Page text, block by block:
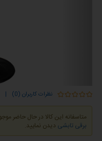
نظرات کاربران (0) |
متاسفانه این کالا در حال حاضر
برقی تابشی دیدن نمایید.